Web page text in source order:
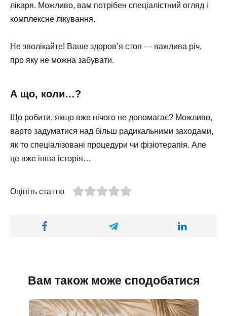
лікаря. Можливо, вам потрібен спеціалістний огляд і
комплексне лікування.
Не зволікайте! Ваше здоров’я стоп — важлива річ,
про яку не можна забувати.
А що, коли…?
Що робити, якщо вже нічого не допомагає? Можливо,
варто задуматися над більш радикальними заходами,
як то спеціалізовані процедури чи фізіотерапія. Але
це вже інша історія…
Оцініть статтю
Вам також може сподобатися